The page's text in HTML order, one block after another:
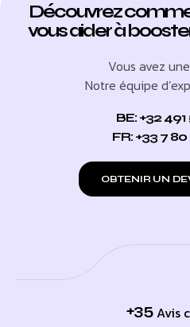
Découvrez
vous aider à
Vous avez
Notre équipe
BE: +32
FR: +33 7
OBTENIR UN
+35 Avis